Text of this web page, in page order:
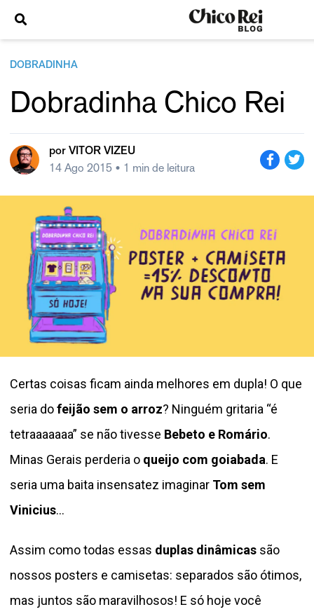
DOBRADINHA
Dobradinha Chico Rei
por VITOR VIZEU
14 Ago 2015 • 1 min de leitura
Certas coisas ficam ainda melhores em dupla! O que
seria dofeijão sem o arroz? Ninguém gritaria “é
tetraaaaaaa” se não tivesse Bebeto e Romário.
Minas Gerais perderia o queijo com goiabada. E
seria uma baita insensatez imaginar Tom sem
Vinicius…
Assim como todas essas duplas dinâmicas são
nossos posters e camisetas: separados são ótimos,
mas juntos são maravilhosos! E só hoje você